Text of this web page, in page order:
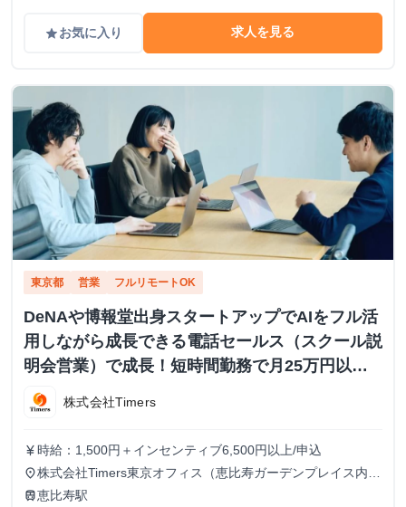
gradeお気に入り 求人を見る
東京都 営業 フルリモートOK
DeNAや博報堂出身スタートアップでAIをフル活
用しながら成長できる電話セールス（スクール説
明会営業）で成長！短時間勤務で月25万円以上
も
株式会社Timers
currency_yen 時給：1,500円＋インセンティブ6,500円以上/申込
place株式会社Timers東京オフィス（恵比寿ガーデンプレイス内）
または在宅での勤務 顧客対応や業務ツール使用のため、自
train恵比寿駅